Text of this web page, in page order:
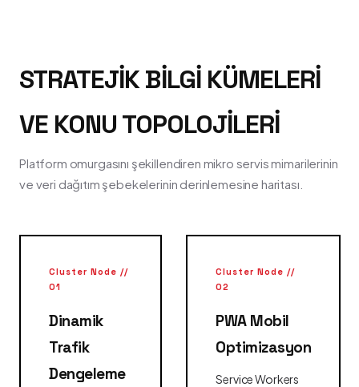
STRATEJIK BILGI KÜMELERI
VE KONU TOPOLOJILERI
Platform omurgasını şekillendiren mikro servis mimarilerinin
ve veri dağıtım şebekelerinin derinlemesine haritası.
Cluster Node //
01
Dinamik
Trafik
Dengeleme
Cluster Node //
02
PWA Mobil
Optimizasyon
Service Workers